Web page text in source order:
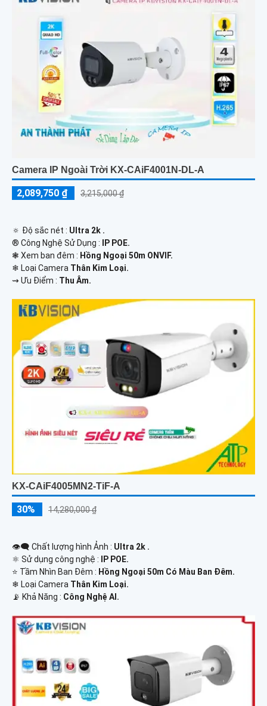
Camera IP Ngoài Trời KX-CAiF4001N-DL-A
2,089,750 ₫ 3,215,000 ₫
🔅 Độ sắc nét : Ultra 2k .
®️ Công Nghệ Sử Dụng :
IP POE.
❃ Xem ban đêm : Hồng Ngoại 50m ONVIF.
❄ Loại Camera Thân Kim Loại.
️⇝ Ưu Điểm : Thu Âm.
KX-CAiF4005MN2-TiF-A
30% 14,280,000 ₫
👁️‍🗨 Chất lượng hình Ảnh : Ultra 2k .
⚛️ Sử dụng công nghệ :
IP POE.
⭐ Tầm Nhìn Ban Đêm : Hồng Ngoại 50m Có Màu Ban Đêm.
❄ Loại Camera Thân Kim Loại.
️📡 Khả Năng : Công Nghệ AI.